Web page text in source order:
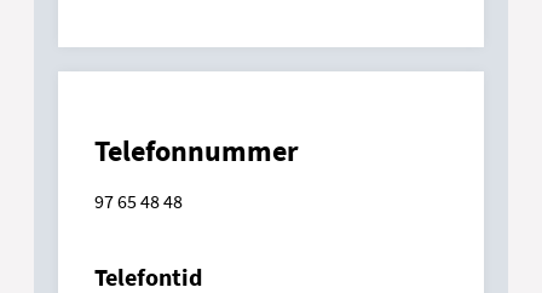
Telefonnummer
97 65 48 48
Telefontid